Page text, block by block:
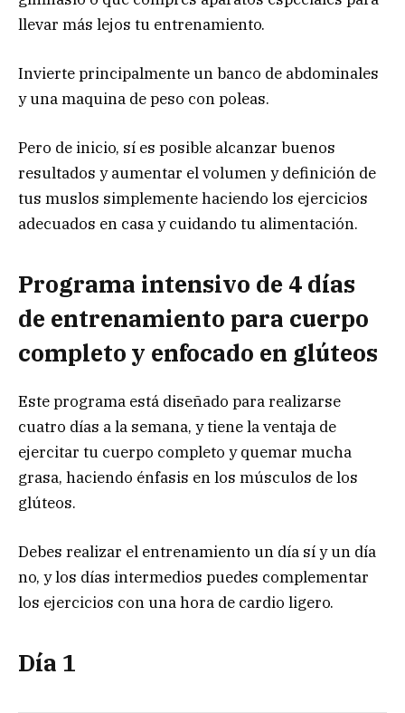
llevar más lejos tu entrenamiento.
Invierte principalmente un banco de abdominales
y una maquina de peso con poleas.
Pero de inicio, sí es posible alcanzar buenos
resultados y aumentar el volumen y definición de
tus muslos simplemente haciendo los ejercicios
adecuados en casa y cuidando tu alimentación.
Programa intensivo de 4 días
de entrenamiento para cuerpo
completo y enfocado en glúteos
Este programa está diseñado para realizarse
cuatro días a la semana, y tiene la ventaja de
ejercitar tu cuerpo completo y quemar mucha
grasa, haciendo énfasis en los músculos de los
glúteos.
Debes realizar el entrenamiento un día sí y un día
no, y los días intermedios puedes complementar
los ejercicios con una hora de cardio ligero.
Día 1